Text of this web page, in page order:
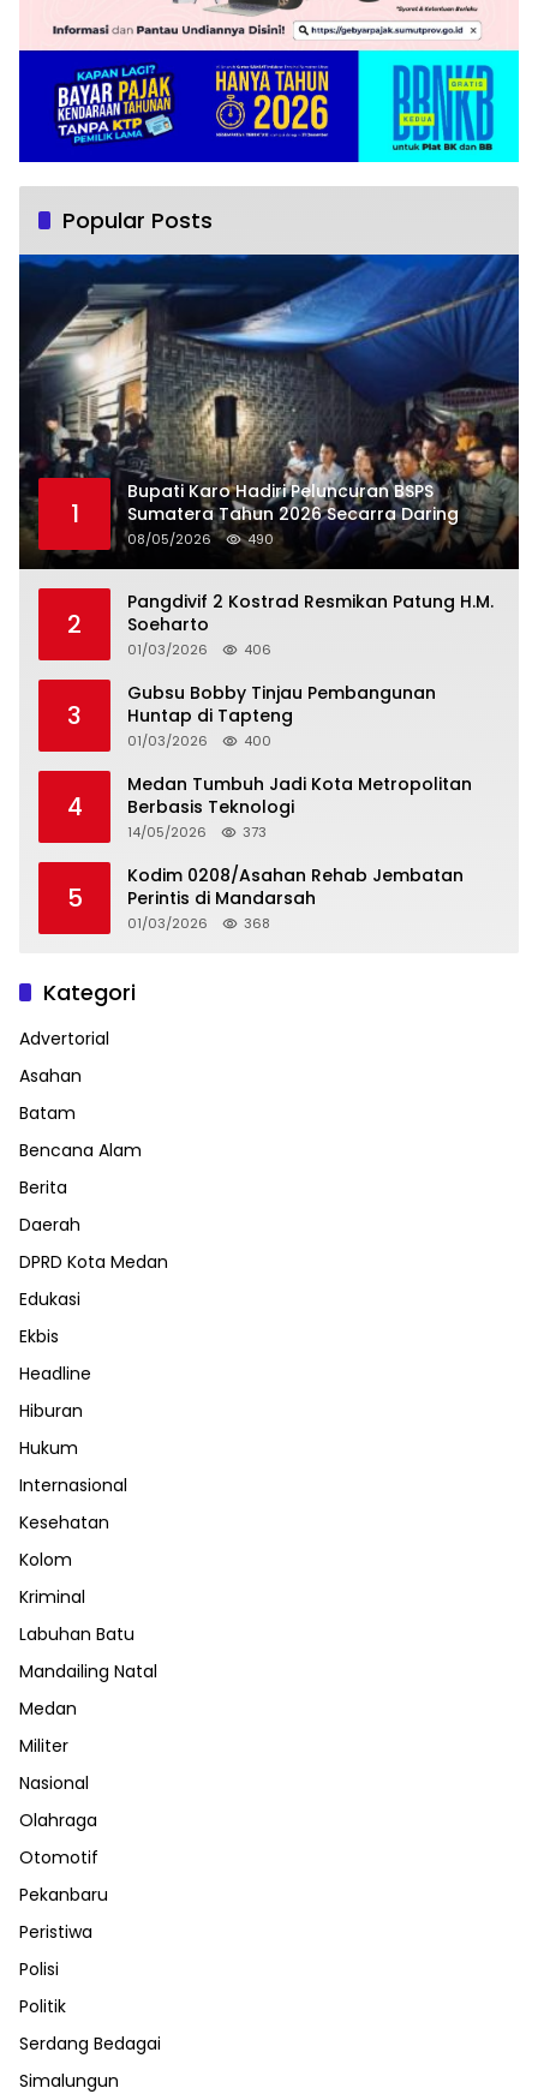
Popular Posts
1
Bupati Karo Hadiri Peluncuran BSPS
Sumatera Tahun 2026 Secarra Daring
08/05/2026 490
2
Pangdivif 2 Kostrad Resmikan Patung H.M.
Soeharto
01/03/2026 406
3
Gubsu Bobby Tinjau Pembangunan
Huntap di Tapteng
01/03/2026 400
4
Medan Tumbuh Jadi Kota Metropolitan
Berbasis Teknologi
14/05/2026 373
5
Kodim 0208/Asahan Rehab Jembatan
Perintis di Mandarsah
01/03/2026 368
Kategori
Advertorial
Asahan
Batam
Bencana Alam
Berita
Daerah
DPRD Kota Medan
Edukasi
Ekbis
Headline
Hiburan
Hukum
Internasional
Kesehatan
Kolom
Kriminal
Labuhan Batu
Mandailing Natal
Medan
Militer
Nasional
Olahraga
Otomotif
Pekanbaru
Peristiwa
Polisi
Politik
Serdang Bedagai
Simalungun